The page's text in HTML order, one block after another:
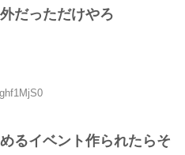
だっただけやろ
るイベント作られたらそ